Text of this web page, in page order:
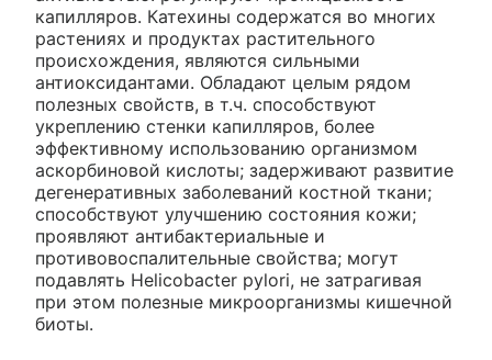
капилляров. Катехины содержатся во многих
растениях и продуктах растительного
происхождения, являются сильными
антиоксидантами. Обладают целым рядом
полезных свойств, в т.ч. способствуют
укреплению стенки капилляров, более
эффективному использованию организмом
аскорбиновой кислоты; задерживают развитие
дегенеративных заболеваний костной ткани;
способствуют улучшению состояния кожи;
проявляют антибактериальные и
противовоспалительные свойства; могут
подавлять Helicobacter pylori, не затрагивая
при этом полезные микроорганизмы кишечной
биоты.